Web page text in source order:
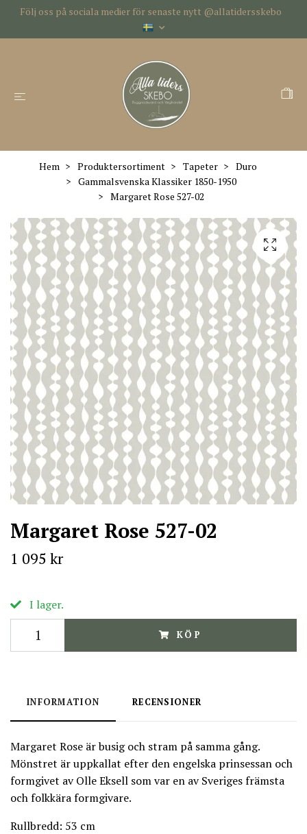
Följ oss på sociala medier för senaste nytt @allatidersskebo
Hem Produktersortiment Tapeter
Duro
Gammalsvenska Klassiker 1850-1950
Margaret Rose 527-02
Margaret Rose 527-02
1 095 kr
I lager.
KÖP
INFORMATION RECENSIONER
Margaret Rose är busig och stram på samma gång.
Mönstret är uppkallat efter den engelska prinsessan och
formgivet av Olle Eksell som var en av Sveriges främsta
och folkkära formgivare.
Rullbredd: 53 cm